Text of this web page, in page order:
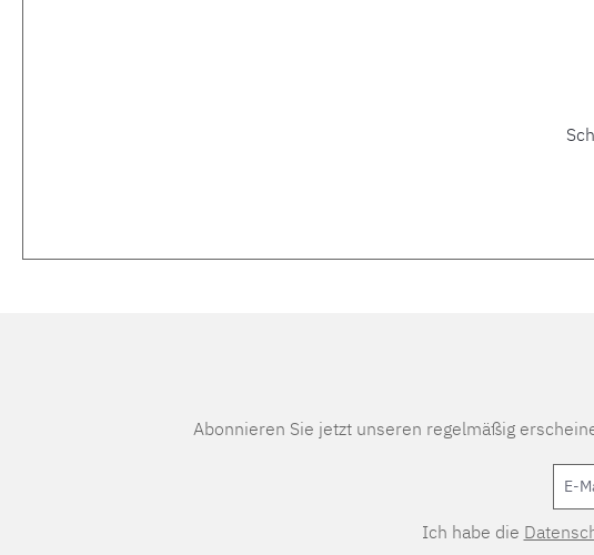
Abonnieren Sie jetzt unseren regelmäßig
Ich habe die